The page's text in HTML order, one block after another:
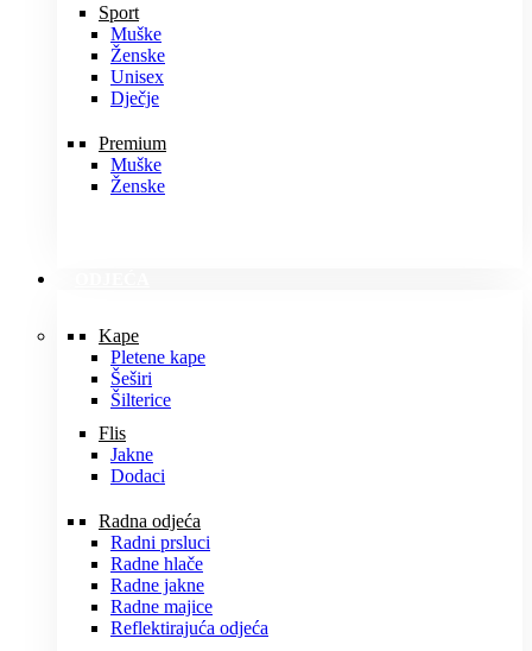
Sport
Muške
Ženske
Unisex
Dječje
Premium
Muške
Ženske
Kape
Pletene kape
Šeširi
Šilterice
Flis
Jakne
Dodaci
Radna odjeća
Radni prsluci
Radne hlače
Radne jakne
Radne majice
Reflektirajuća odjeća